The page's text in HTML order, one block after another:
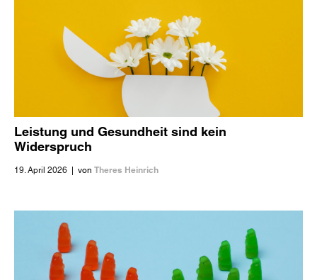
Leistung und Gesundheit sind kein
Widerspruch
19. April 2026 | von Theres Heinrich